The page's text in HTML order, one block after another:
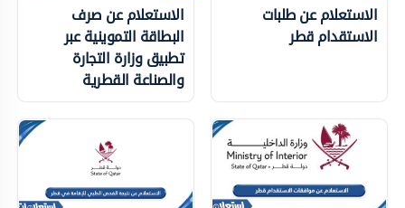
الاستعلام عن طلبات
الاستقدام قطر
الاستعلام عن صرف
البطاقة التموينية عبر
تطبيق وزارة التجارة
والصناعة القطرية